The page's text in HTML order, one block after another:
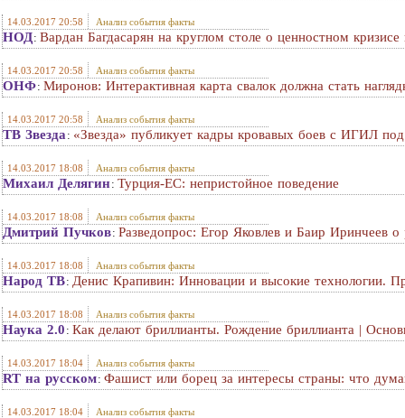
14.03.2017 20:58 Анализ события факты
НОД: Вардан Багдасарян на круглом столе о ценностном
14.03.2017 20:58 Анализ события факты
ОНФ: Миронов: Интерактивная карта свалок должна стать
14.03.2017 20:58 Анализ события факты
ТВ Звезда : «Звезда» публикует кадры кровавых боев с ИГИЛ
14.03.2017 18:08 Анализ события факты
Михаил Делягин: Турция-ЕС: непристойное поведение
14.03.2017 18:08 Анализ события факты
Дмитрий Пучков: Разведопрос: Егор Яковлев и Баир Иринчеев
14.03.2017 18:08 Анализ события факты
Народ ТВ: Денис Крапивин: Инновации и высокие технологии.
14.03.2017 18:08 Анализ события факты
Наука 2.0 : Как делают бриллианты. Рождение бриллианта |
14.03.2017 18:04 Анализ события факты
RT на русском: Фашист или борец за интересы страны: что
14.03.2017 18:04 Анализ события факты